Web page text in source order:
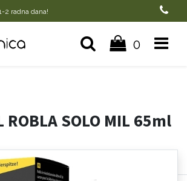
2 radna dana!
0
ROBLA SOLO MIL 65ml